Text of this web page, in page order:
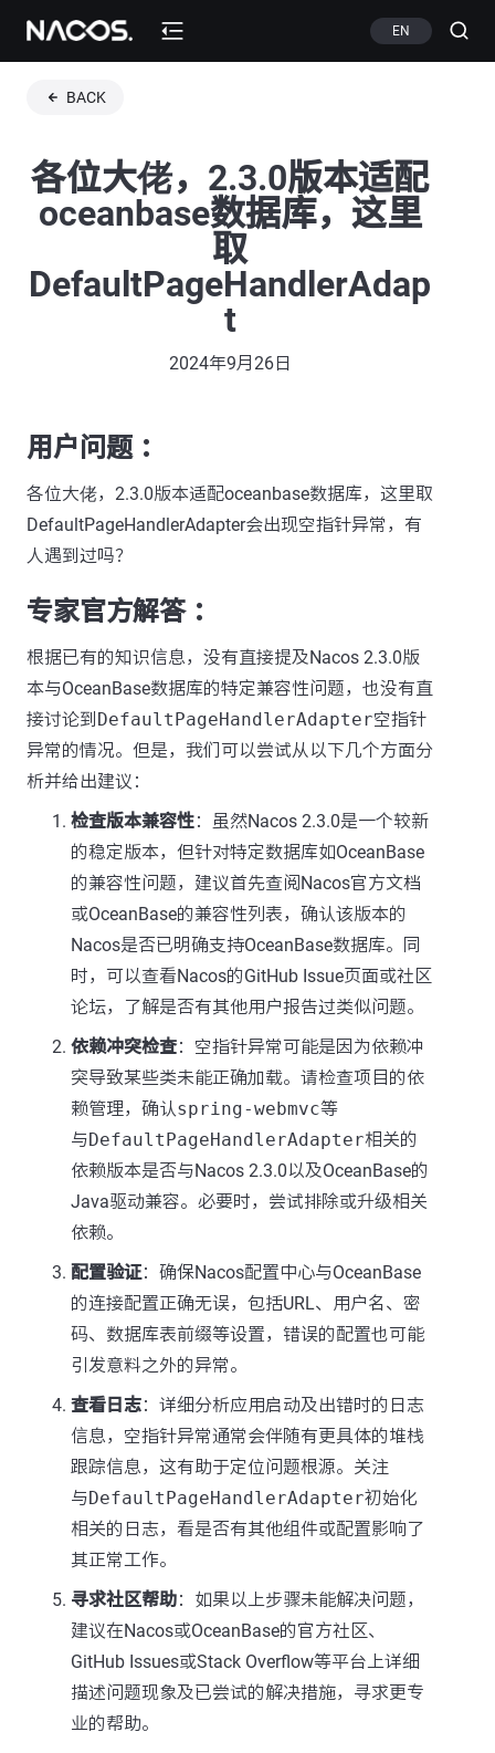
EN
BACK
各位大佬，2.3.0版本适配
oceanbase数据库，这里
取
DefaultPageHandlerAdap
t
2024年9月26日
用户问题 ：
各位大佬，2.3.0版本适配oceanbase数据库，这里取
DefaultPageHandlerAdapter会出现空指针异常，有
人遇到过吗？
专家官方解答 ：
根据已有的知识信息，没有直接提及Nacos 2.3.0版
本与OceanBase数据库的特定兼容性问题，也没有直
接讨论到 DefaultPageHandlerAdapter空指针
异常的情况。但是，我们可以尝试从以下几个方面分
析并给出建议：
检查版本兼容性：虽然Nacos 2.3.0是一个较新
的稳定版本，但针对特定数据库如OceanBase
的兼容性问题，建议首先查阅Nacos官方文档
或OceanBase的兼容性列表，确认该版本的
Nacos是否已明确支持OceanBase数据库。同
时，可以查看Nacos的GitHub Issue页面或社区
论坛，了解是否有其他用户报告过类似问题。
依赖冲突检查：空指针异常可能是因为依赖冲
突导致某些类未能正确加载。请检查项目的依
赖管理，确认spring-webmvc等
与DefaultPageHandlerAdapter相关的
依赖版本是否与Nacos 2.3.0以及OceanBase的
Java驱动兼容。必要时，尝试排除或升级相关
依赖。
配置验证：确保Nacos配置中心与OceanBase
的连接配置正确无误，包括URL、用户名、密
码、数据库表前缀等设置，错误的配置也可能
引发意料之外的异常。
查看日志：详细分析应用启动及出错时的日志
信息，空指针异常通常会伴随有更具体的堆栈
跟踪信息，这有助于定位问题根源。关注
与DefaultPageHandlerAdapter初始化
相关的日志，看是否有其他组件或配置影响了
其正常工作。
寻求社区帮助：如果以上步骤未能解决问题，
建议在Nacos或OceanBase的官方社区、
GitHub Issues或Stack Overflow等平台上详细
描述问题现象及已尝试的解决措施，寻求更专
业的帮助。